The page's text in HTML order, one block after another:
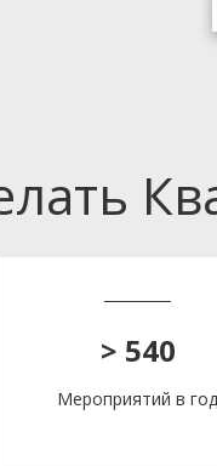
> 540
Мероприятий в год